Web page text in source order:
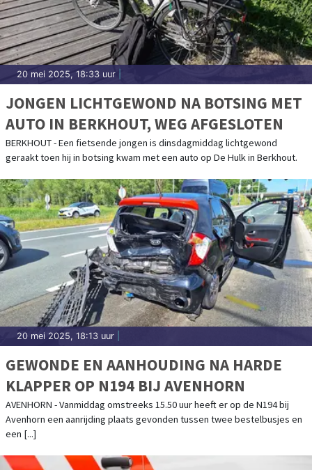
20 mei 2025, 18:33 uur
JONGEN LICHTGEWOND NA BOTSING MET
AUTO IN BERKHOUT, WEG AFGESLOTEN
BERKHOUT - Een fietsende jongen is dinsdagmiddag lichtgewond
geraakt toen hij in botsing kwam met een auto op De Hulk in Berkhout.
20 mei 2025, 18:13 uur
GEWONDE EN AANHOUDING NA HARDE
KLAPPER OP N194 BIJ AVENHORN
AVENHORN - Vanmiddag omstreeks 15.50 uur heeft er op de N194 bij
Avenhorn een aanrijding plaats gevonden tussen twee bestelbusjes en
een [...]